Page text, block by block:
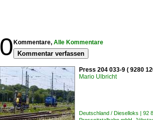
0 Kommentare, Alle Kommentare
Kommentar verfassen
Press 204 033-9 ( 9280
Mario Ulbricht
Deutschland / Dieselloks |